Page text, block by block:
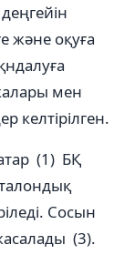
және оқуға
мен
келтірілген.
(1) БҚ
Сосын
(3).